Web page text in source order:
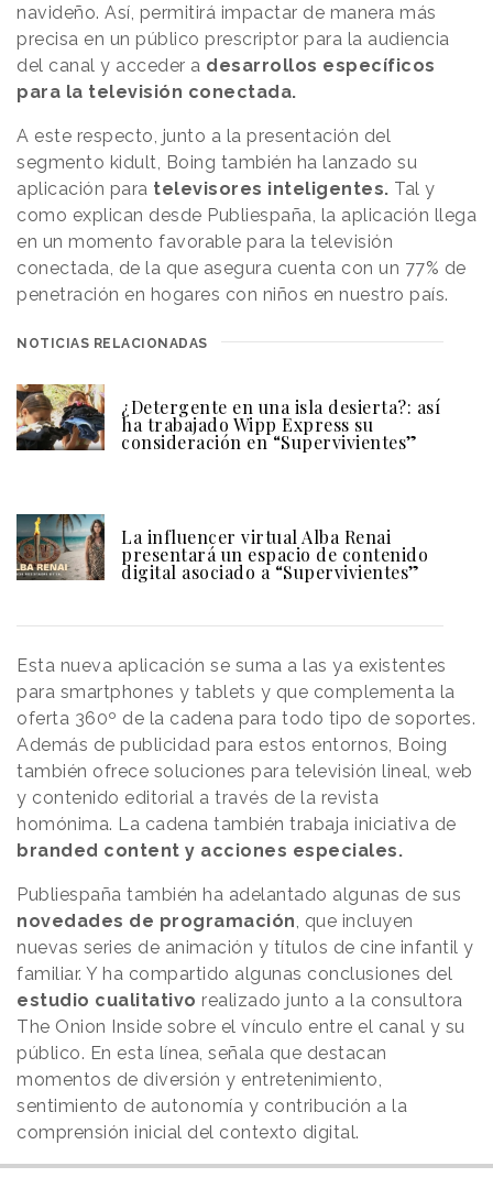
navideño. Así, permitirá impactar de manera más
precisa en un público prescriptor para la audiencia
del canal y acceder a desarrollos específicos
para la televisión conectada.
A este respecto, junto a la presentación del
segmento kidult, Boing también ha lanzado su
aplicación para televisores inteligentes. Tal y
como explican desde Publiespaña, la aplicación llega
en un momento favorable para la televisión
conectada, de la que asegura cuenta con un 77% de
penetración en hogares con niños en nuestro país.
NOTICIAS RELACIONADAS
¿Detergente en una isla desierta?: así
ha trabajado Wipp Express su
consideración en “Supervivientes”
La influencer virtual Alba Renai
presentará un espacio de contenido
digital asociado a “Supervivientes”
Esta nueva aplicación se suma a las ya existentes
para smartphones y tablets y que complementa la
oferta 360º de la cadena para todo tipo de soportes.
Además de publicidad para estos entornos, Boing
también ofrece soluciones para televisión lineal, web
y contenido editorial a través de la revista
homónima. La cadena también trabaja iniciativa de
branded content y acciones especiales.
Publiespaña también ha adelantado algunas de sus
novedades de programación , que incluyen
nuevas series de animación y títulos de cine infantil y
familiar. Y ha compartido algunas conclusiones del
estudio cualitativo realizado junto a la consultora
The Onion Inside sobre el vínculo entre el canal y su
público. En esta línea, señala que destacan
momentos de diversión y entretenimiento,
sentimiento de autonomía y contribución a la
comprensión inicial del contexto digital.